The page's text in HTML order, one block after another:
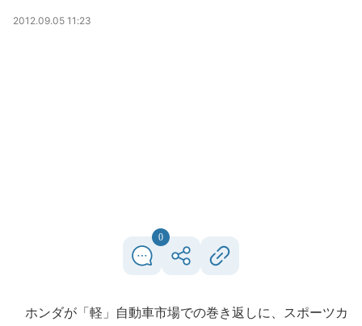
2012.09.05 11:23
0
ホンダが「軽」自動車市場での巻き返しに、スポーツカ